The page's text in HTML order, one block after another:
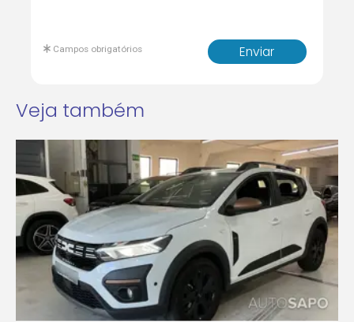
Enviar
Campos obrigatórios
Veja também